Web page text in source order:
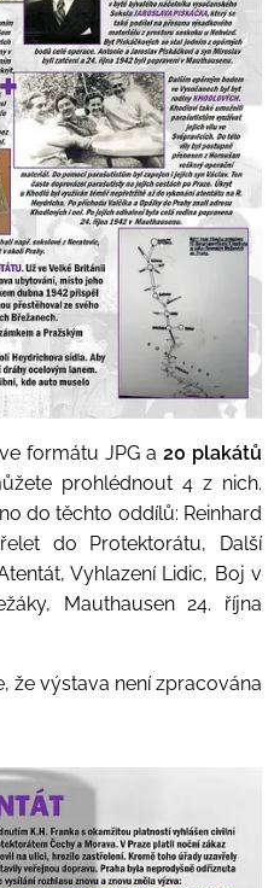
formátu JPG a 20 plakátů
prohlédnout 4 z nich.
do těchto oddílů: Reinhard
do Protektorátu, Další
Vyhlazení Lidic, Boj v
Mauthausen 24. října
že výstava není zpracována